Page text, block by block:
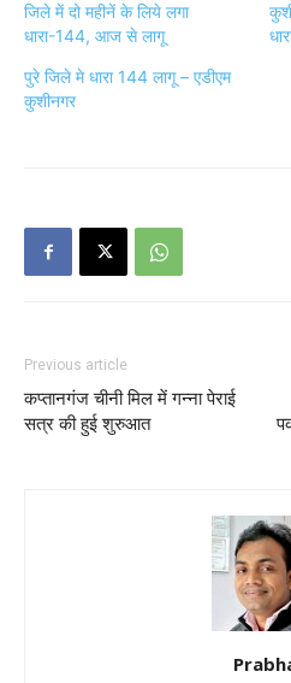
जिले में दो महीनें के लिये लगा
धारा-144, आज से लागू
पुरे जिले मे धारा 144 लागू – एडीएम
कुशीनगर
Previous article
कप्तानगंज चीनी मिल में गन्ना पेराई
सत्र की हुई शुरुआत